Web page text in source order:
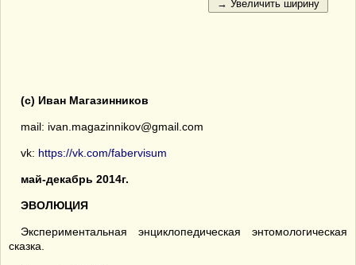
(с) Иван Магазинников
mail: ivan.magazinnikov@gmail.com
vk: https://vk.com/fabervisum
май-декабрь 2014г.
ЭВОЛЮЦИЯ
Экспериментальная энциклопедическая энтомологическая
сказка.